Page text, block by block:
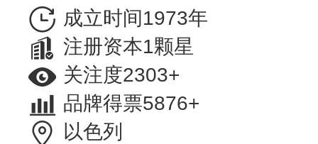
成立时间1973年
注册资本1颗星
关注度2303+
品牌得票5876+
以色列